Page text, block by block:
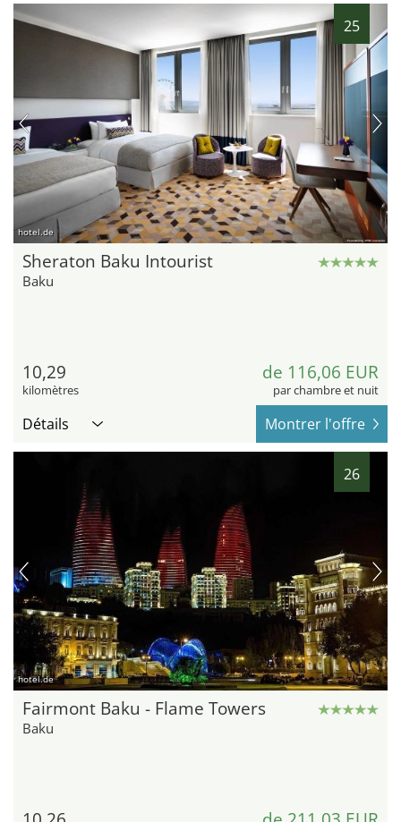
25
hotel.de
Sheraton Baku Intourist
Baku
10,29
kilomètres
de 116,06 EUR
par chambre et nuit
Détails Montrer l'offre
26
hotel.de
Fairmont Baku - Flame Towers
Baku